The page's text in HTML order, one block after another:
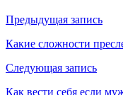
Предыдущая запись
Какие сложности
Следующая запись
Как вести себя если